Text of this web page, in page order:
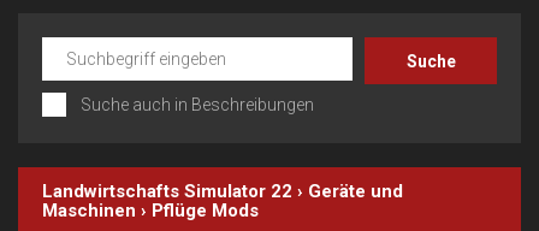
Suche auch in Beschreibungen
Landwirtschafts Simulator 22 › Geräte und
Maschinen › Pflüge Mods